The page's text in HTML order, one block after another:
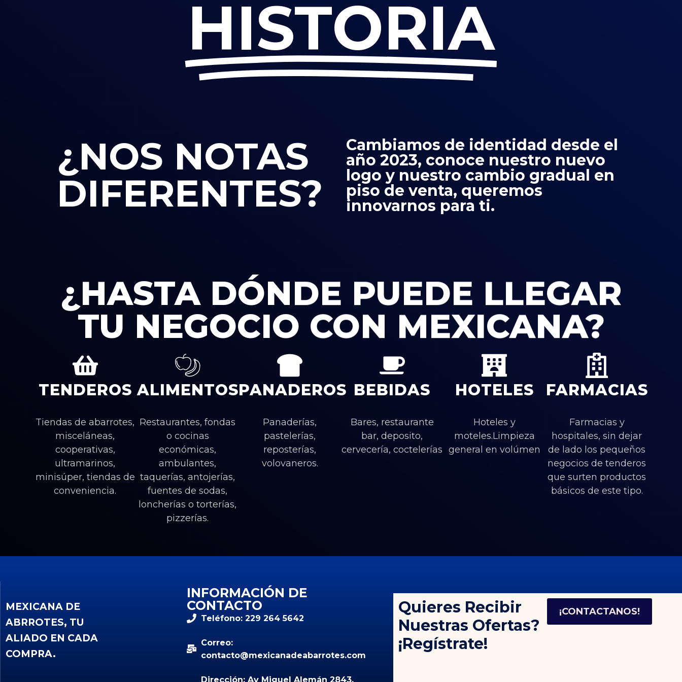
HISTORIA
¿NOS NOTAS
DIFERENTES?
Cambiamos de identidad desde el
año 2023, conoce nuestro nuevo
logo y nuestro cambio gradual en
piso de venta, queremos
innovarnos para ti.
¿HASTA DÓNDE PUEDE LLEGAR
TU NEGOCIO CON MEXICANA?
TENDEROS
Tiendas de abarrotes,
misceláneas,
cooperativas,
ultramarinos,
minisúper, tiendas de
conveniencia.
ALIMENTOS
Restaurantes, fondas
o cocinas
económicas,
ambulantes,
taquerías, antojerías,
fuentes de sodas,
loncherías o torterías,
pizzerías.
PANADEROS
Panaderías,
pastelerías,
reposterías,
volovaneros.
BEBIDAS
Bares, restaurante
bar, deposito,
cervecería, coctelerías
HOTELES
Hoteles y
moteles.Limpieza
general en volúmen
FARMACIAS
Farmacias y
hospitales, sin dejar
de lado los pequeños
negocios de tenderos
que surten productos
básicos de este tipo.
MEXICANA DE
ABRROTES, TU
ALIADO EN CADA
COMPRA.
INFORMACIÓN DE
CONTACTO
Teléfono: 229 264 5642
Correo:
contacto@mexicanadeabarrotes.com
Dirección: Av Miguel Alemán 2843,
Quieres Recibir
Nuestras Ofertas?
¡Regístrate!
¡CONTACTANOS!